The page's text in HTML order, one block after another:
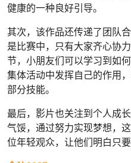
健康的一种良好引导。
其次，该作品还传递了团队
是比赛中，只有大家齐心协
节，小朋友们可以学习到如
集体活动中发挥自己的作用
部分技能。
最后，影片也关注到个人成
气馁，通过努力实现梦想，
位年轻观众，让他们明白只